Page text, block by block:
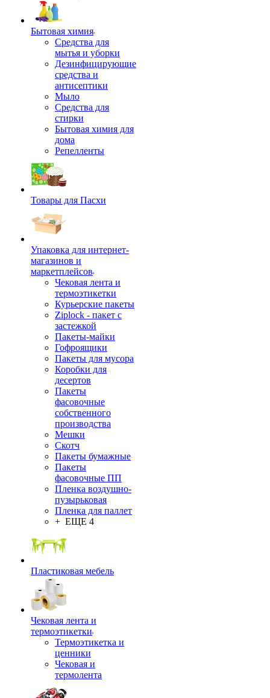
Бытовая химия
Средства для
мытья и уборки
Дезинфицирующие
средства и
антисептики
Мыло
Средства для
стирки
Бытовая химия для
дома
Репелленты
Товары для Пасхи
Упаковка для интернет-
магазинов и
маркетплейсов
Чековая лента и
термоэтикетки
Курьерские пакеты
Ziplock - пакет с
застежкой
Пакеты-майки
Гофроящики
Пакеты для мусора
Коробки для
десертов
Пакеты
фасовочные
собственного
производства
Мешки
Скотч
Пакеты бумажные
Пакеты
фасовочные ПП
Пленка воздушно-
пузырьковая
Пленка для паллет
+ ЕЩЕ 4
Пластиковая мебель
Чековая лента и
термоэтикетки
Термоэтикетка и
ценники
Чековая и
термолента